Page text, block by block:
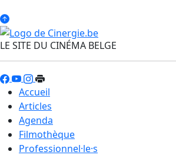
LE SITE DU CINÉMA BELGE
Accueil
Articles
Agenda
Filmothèque
Professionnel·le·s